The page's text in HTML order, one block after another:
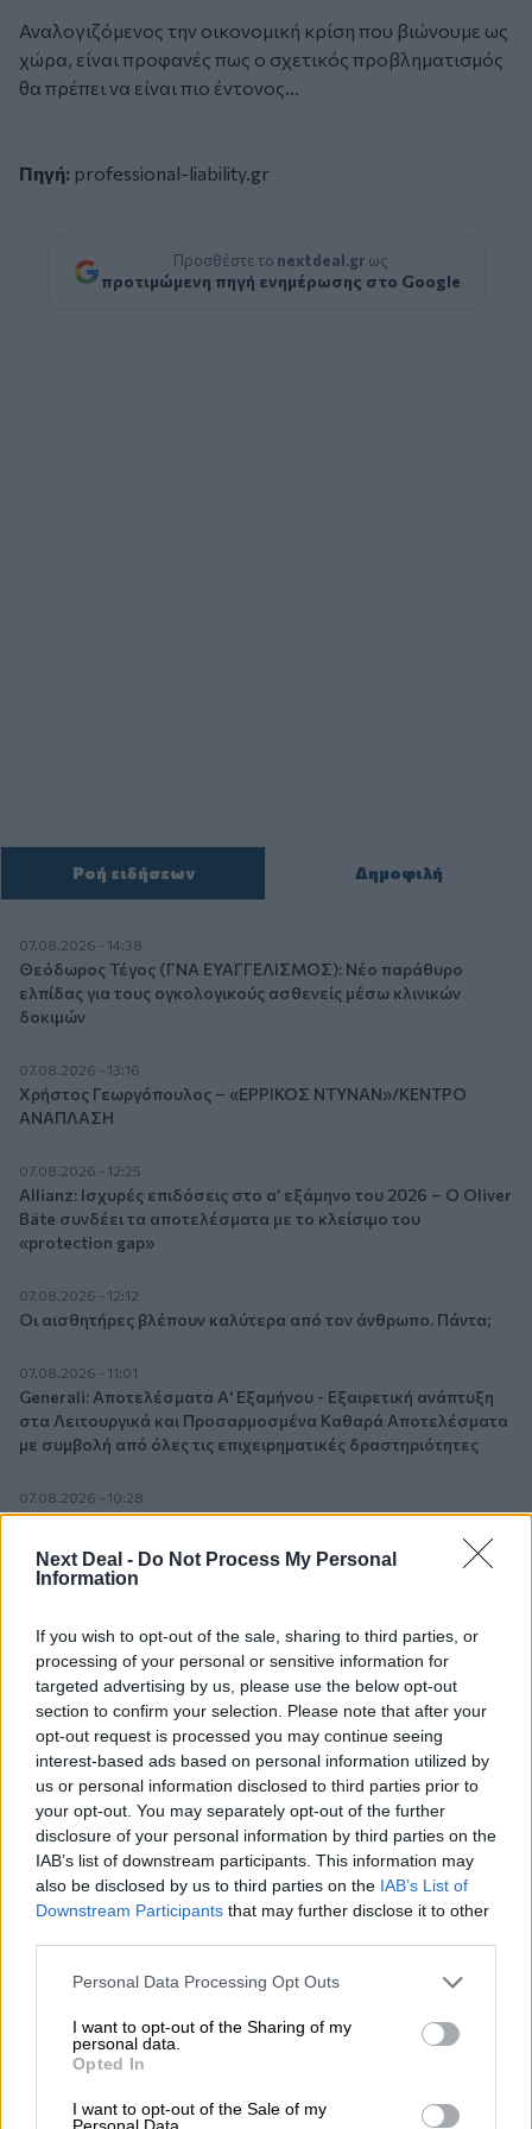
Next Deal - Do Not Process My Personal
Information
If you wish to opt-out of the sale, sharing to third parties, or
processing of your personal or sensitive information for
targeted advertising by us, please use the below opt-out
section to confirm your selection. Please note that after your
opt-out request is processed you may continue seeing
interest-based ads based on personal information utilized by
us or personal information disclosed to third parties prior to
your opt-out. You may separately opt-out of the further
disclosure of your personal information by third parties on the
IAB’s list of downstream participants. This information may
also be disclosed by us to third parties on the IAB’s List of
Downstream Participants that may further disclose it to other
Personal Data Processing Opt Outs
I want to opt-out of the Sharing of my
personal data.
Opted In
I want to opt-out of the Sale of my
Personal Data.
Αναλογιζόμενος την οικονομική κρίση που βιώνουμε ως
χώρα, είναι προφανές πως ο σχετικός προβληματισμός
θα πρέπει να είναι πιο έντονος…
Πηγή: professional-liability.gr
Προσθέστε το nextdeal.gr ως
προτιμώμενη πηγή ενημέρωσης στο Google
Ροή ειδήσεων Δημοφιλή
07.08.2026 - 14:38
Θεόδωρος Τέγος (ΓΝΑ ΕΥΑΓΓΕΛΙΣΜΟΣ): Νέο παράθυρο
ελπίδας για τους ογκολογικούς ασθενείς μέσω κλινικών
δοκιμών
07.08.2026 - 13:16
Χρήστος Γεωργόπουλος – «ΕΡΡΙΚΟΣ ΝΤΥΝΑΝ»/ΚΕΝΤΡΟ
ΑΝΑΠΛΑΣΗ
07.08.2026 - 12:25
Allianz: Ισχυρές επιδόσεις στο α’ εξάμηνο του 2026 – Ο Oliver
Bäte συνδέει τα αποτελέσματα με το κλείσιμο του
«protection gap»
07.08.2026 - 12:12
Οι αισθητήρες βλέπουν καλύτερα από τον άνθρωπο. Πάντα;
07.08.2026 - 11:01
Generali: Αποτελέσματα Α' Εξαμήνου - Εξαιρετική ανάπτυξη
στα Λειτουργικά και Προσαρμοσμένα Καθαρά Αποτελέσματα
με συμβολή από όλες τις επιχειρηματικές δραστηριότητες
07.08.2026 - 10:28
Ομαδικά Ασφαλιστικά προϊόντα Επαγγελματικής
Συνταξιοδότησης: Νέο πεδίο ανάπτυξης για ασφαλιστικές και
ασφαλιστές
CrediaBank: Οικονομικά Αποτελέσματα A’ Εξαμήνου 2026 -
Υψηλοί ρυθμοί ανάπτυξης και νέα ρεκόρ επιδόσεων
Στόχος για νέα δάνεια 15 δισ. το 2026, η «ακτινογραφία» της
κερδοφορίας των τραπεζών, η δυναμική επιστροφή της
Metlen, μεγαλώνει ταχύτατα η CrediaBank
06.08.2026 - 22:39
10.000 φορές η διεθνής επιστημονική κοινότητα παρέπεμψε
στο έργο του – Ποιος είναι ο Έλληνας χειρουργός Χρήστος
Κοντοβουνήσιος
06.08.2026 - 14:55
Μιχάλης Τάτσης, Insurance & Healthcare Analyst, διευθυντής
Επιχειρηματικής Ανάπτυξης Ομίλου HHG
06.08.2026 - 13:30
Διαμεσολαβητής στον πελάτη κλάδου υγείας;